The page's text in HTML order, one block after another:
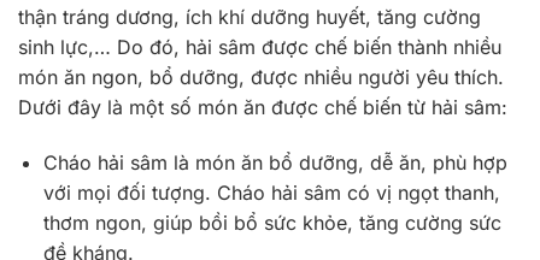
thận tráng dương, ích khí dưỡng huyết, tăng cường
sinh lực,… Do đó, hải sâm được chế biến thành nhiều
món ăn ngon, bổ dưỡng, được nhiều người yêu thích.
Dưới đây là một số món ăn được chế biến từ hải sâm:
Cháo hải sâm là món ăn bổ dưỡng, dễ ăn, phù hợp
với mọi đối tượng. Cháo hải sâm có vị ngọt thanh,
thơm ngon, giúp bồi bổ sức khỏe, tăng cường sức
đề kháng.